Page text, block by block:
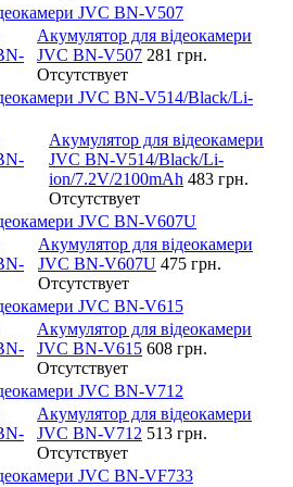
JVC BN-V507
Акумулятор для відеокамери
JVC BN-V507 281 грн.
Отсутствует
JVC BN-V514/Black/Li-
Акумулятор для відеокамери
JVC BN-V514/Black/Li-
ion/7.2V/2100mAh 483 грн.
Отсутствует
JVC BN-V607U
Акумулятор для відеокамери
JVC BN-V607U 475 грн.
Отсутствует
JVC BN-V615
Акумулятор для відеокамери
JVC BN-V615 608 грн.
Отсутствует
JVC BN-V712
Акумулятор для відеокамери
JVC BN-V712 513 грн.
Отсутствует
JVC BN-VF733